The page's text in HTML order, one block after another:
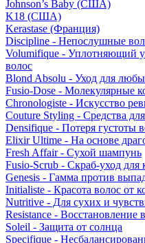
Johnson’s Baby (США)
K18 (США)
Kerastase (Франция)
Discipline - Непослушные
Volumifique - Уплотняющий
волос
Blond Absolu - Уход для
Fusio-Dose - Молекулярные
Chronologiste - Искусство
Couture Styling - Средства
Densifique - Потеря густоты
Elixir Ultime - На основе
Fresh Affair - Сухой шампунь
Fusio-Scrub - Скраб-уход
Genesis - Гамма против
Initialiste - Красота волос от
Nutritive - Для сухих и
Resistance - Восстановление
Soleil - Защита от солнца
Specifique -